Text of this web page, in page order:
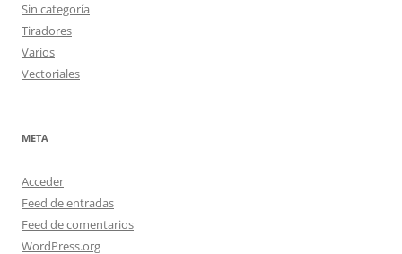
Sin categoría
Tiradores
Varios
Vectoriales
META
Acceder
Feed de entradas
Feed de comentarios
WordPress.org